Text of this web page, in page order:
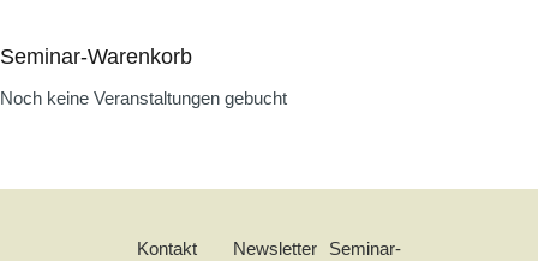
Seminar-Warenkorb
Noch keine Veranstaltungen gebucht
Kontakt
Newsletter
Seminar-